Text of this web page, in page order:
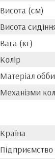
Висота (см)
Висота
Вага (кг)
Колір
Матеріал
Механізми
Країна
Підприємство